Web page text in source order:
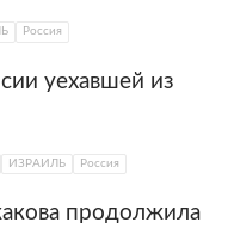
Россия
уехавшей из
ИЗРАИЛЬ Россия
продолжила